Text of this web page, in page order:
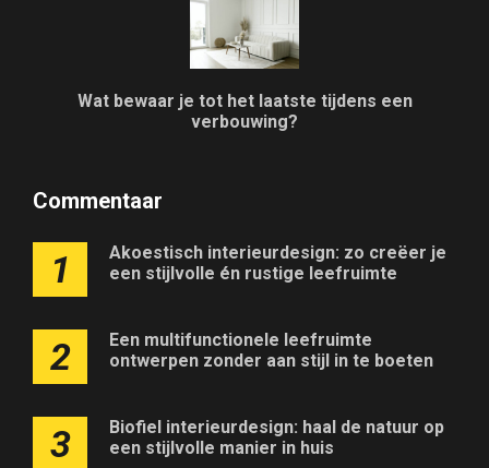
Wat bewaar je tot het laatste tijdens een
verbouwing?
Commentaar
1
Akoestisch interieurdesign: zo creëer je
een stijlvolle én rustige leefruimte
2
Een multifunctionele leefruimte
ontwerpen zonder aan stijl in te boeten
3
Biofiel interieurdesign: haal de natuur op
een stijlvolle manier in huis